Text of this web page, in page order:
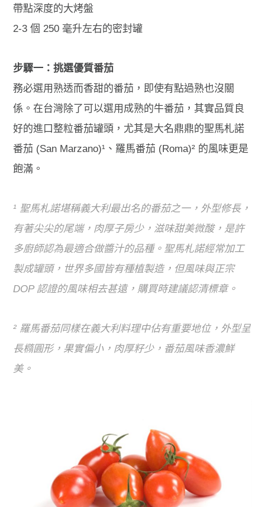
帶點深度的大烤盤
2-3 個 250 毫升左右的密封罐
步驟一：挑選優質番茄
務必選用熟透而香甜的番茄，即使有點過熟也沒關
係。在台灣除了可以選用成熟的牛番茄，其實品質良
好的進口整粒番茄罐頭，尤其是大名鼎鼎的聖馬札諾
番茄 (San Marzano)¹、羅馬番茄 (Roma)² 的風味更是
飽滿。
¹ 聖馬札諾堪稱義大利最出名的番茄之一，外型修長，
有著尖尖的尾端，肉厚子房少，滋味甜美微酸，是許
多廚師認為最適合做醬汁的品種。聖馬札諾經常加工
製成罐頭，世界多國皆有種植製造，但風味與正宗
DOP 認證的風味相去甚遠，購買時建議認清標章。
² 羅馬番茄同樣在義大利料理中佔有重要地位，外型呈
長橢圓形，果實偏小，肉厚籽少，番茄風味香濃鮮
美。